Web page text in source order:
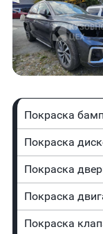
Покраска
Покраска
Покраска
Покраска
Покраска